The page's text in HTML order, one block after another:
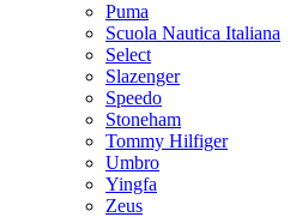
Puma
Scuola Nautica Italiana
Select
Slazenger
Speedo
Stoneham
Tommy Hilfiger
Umbro
Yingfa
Zeus